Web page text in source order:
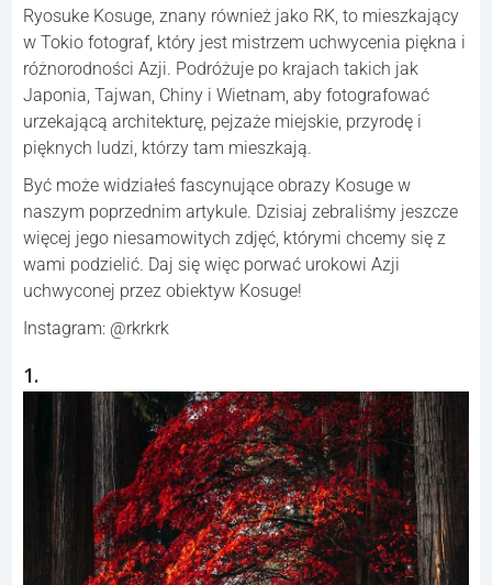
Ryosuke Kosuge, znany również jako RK, to mieszkający
w Tokio fotograf, który jest mistrzem uchwycenia piękna i
różnorodności Azji. Podróżuje po krajach takich jak
Japonia, Tajwan, Chiny i Wietnam, aby fotografować
urzekającą architekturę, pejzaże miejskie, przyrodę i
pięknych ludzi, którzy tam mieszkają.
Być może widziałeś fascynujące obrazy Kosuge w
naszym poprzednim artykule. Dzisiaj zebraliśmy jeszcze
więcej jego niesamowitych zdjęć, którymi chcemy się z
wami podzielić. Daj się więc porwać urokowi Azji
uchwyconej przez obiektyw Kosuge!
Instagram: @rkrkrk
1.